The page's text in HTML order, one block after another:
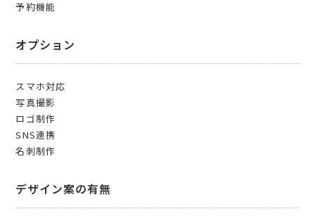
予約機能
オプション
スマホ対応
写真撮影
ロゴ制作
SNS連携
名刺制作
デザイン案の有無